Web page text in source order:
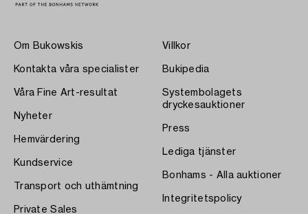
Om Bukowskis
Kontakta våra specialister
Våra Fine Art-resultat
Nyheter
Hemvärdering
Kundservice
Transport och uthämtning
Private Sales
Villkor
Bukipedia
Systembolagets
dryckesauktioner
Press
Lediga tjänster
Bonhams - Alla auktioner
Integritetspolicy